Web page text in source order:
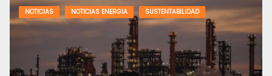
NOTICIAS NOTICIAS ENERGIA SUSTENTABILIDAD